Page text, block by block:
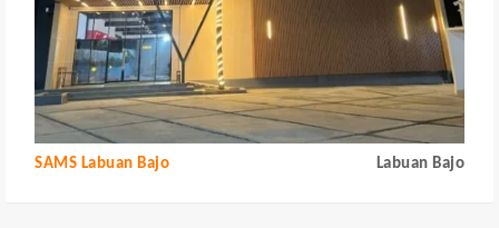
SAMS Labuan Bajo Labuan Bajo